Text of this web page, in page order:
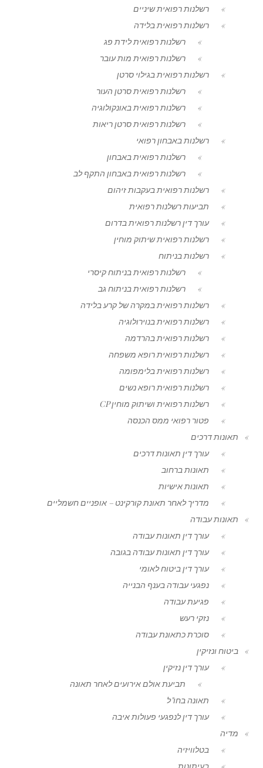
רשלנות רפואית שיניים
רשלנות רפואית בלידה
רשלנות רפואית לידת פג
רשלנות רפואית מות עובר
רשלנות רפואית בגילוי סרטן
רשלנות רפואית סרטן העור
רשלנות רפואית באונקולוגיה
רשלנות רפואית סרטן ריאות
רשלנות באבחון רפואי
רשלנות רפואית באבחון
רשלנות רפואית באבחון התקף לב
רשלנות רפואית בעקבות זיהום
תביעות רשלנות רפואית
עורך דין רשלנות רפואית בדרום
רשלנות רפואית שיתוק מוחין
רשלנות בניתוח
רשלנות רפואית בניתוח קיסרי
רשלנות רפואית בניתוח גב
רשלנות רפואית במקרה של קרע בלידה
רשלנות רפואית בנוירולוגיה
רשלנות רפואית בהרדמה
רשלנות רפואית רופא משפחה
רשלנות רפואית בלימפומה
רשלנות רפואית רופא נשים
רשלנות רפואית ושיתוק מוחין CP
פטור רפואי ממס הכנסה
תאונות דרכים
עורך דין תאונות דרכים
תאונות ברחוב
תאונות אישיות
מדריך לאחר תאונת קורקינט – אופניים חשמליים
תאונות עבודה
עורך דין תאונות עבודה
עורך דין תאונות עבודה בגובה
עורך דין ביטוח לאומי
נפגעי עבודה בענף הבנייה
פגיעת עבודה
נזקי רעש
סוכרת כתאונת עבודה
ביטוח ונזיקין
עורך דין נזיקין
תביעת אולם אירועים לאחר תאונה
תאונה בחו"ל
עורך דין לנפגעי פעולות איבה
מדיה
בטלוויזיה
בעיתונות